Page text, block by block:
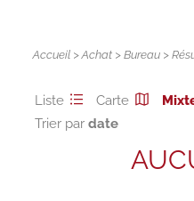
Accueil >Achat >Bureau >
Liste Carte
Trier par